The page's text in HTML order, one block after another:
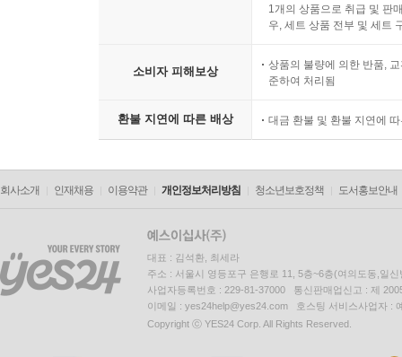
1개의 상품으로 취급 및 판
우, 세트 상품 전부 및 세트
소비자 피해보상
상품의 불량에 의한 반품,
준하여 처리됨
환불 지연에 따른 배상 대금 환불 및 환불 지연에
회사소개 인재채용 이용약관 개인정보처리방침 청소년보호정책 도서홍보안내
대표 : 김석환, 최세라
주소 : 서울시 영등포구 은행로 11, 5층~6층(여의도동,일신
사업자등록번호 : 229-81-37000 통신판매업신고 : 제
이메일 : yes24help@yes24.com 호스팅 서비스사업자 :
Copyright ⓒ YES24 Corp. All Rights Reserved.